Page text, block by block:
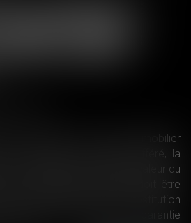
LE CRÉANCIER DE
VALEUR DU BIEN
DU VENDEUR
PAR LE CONTRAT
contrat de vente immobilier
transfert de propriété différé, la
de la différence entre la valeur du
la créance du vendeur doit être
loi ne prévoyant pas de restitution
a été retenue en garantie